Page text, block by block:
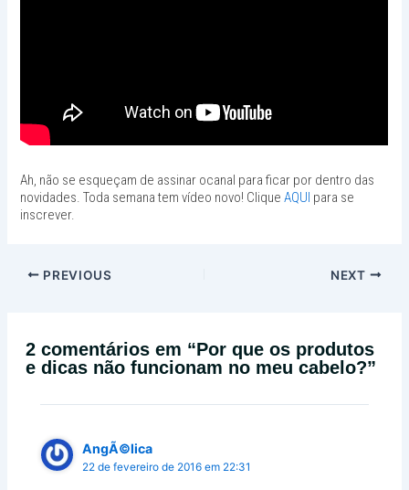
Ah, não se esqueçam de assinar ocanal para ficar por dentro das
novidades. Toda semana tem vídeo novo! CliqueAQUI para se
inscrever.
PREVIOUS NEXT
2 comentários em “Por que os produtos
e dicas não funcionam no meu cabelo?”
AngÃ©lica
22 de fevereiro de 2016 em 22:31